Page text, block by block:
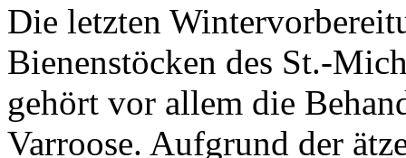
Die letzten
Bienenstöcken des St.-
gehört vor allem die
Varroose. Aufgrund der